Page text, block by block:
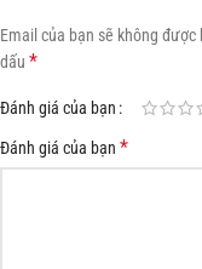
Email của bạn sẽ không
dấu *
Đánh giá của bạn
Đánh giá của bạn *